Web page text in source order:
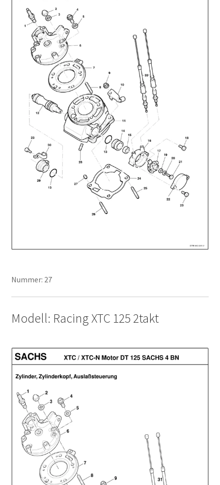
Nummer: 27
Modell: Racing XTC 125 2takt